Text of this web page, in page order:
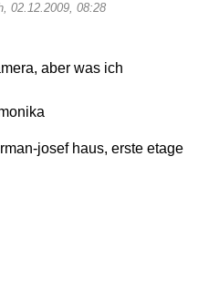
02.12.2009, 08:28
aber was ich
josef haus, erste etage